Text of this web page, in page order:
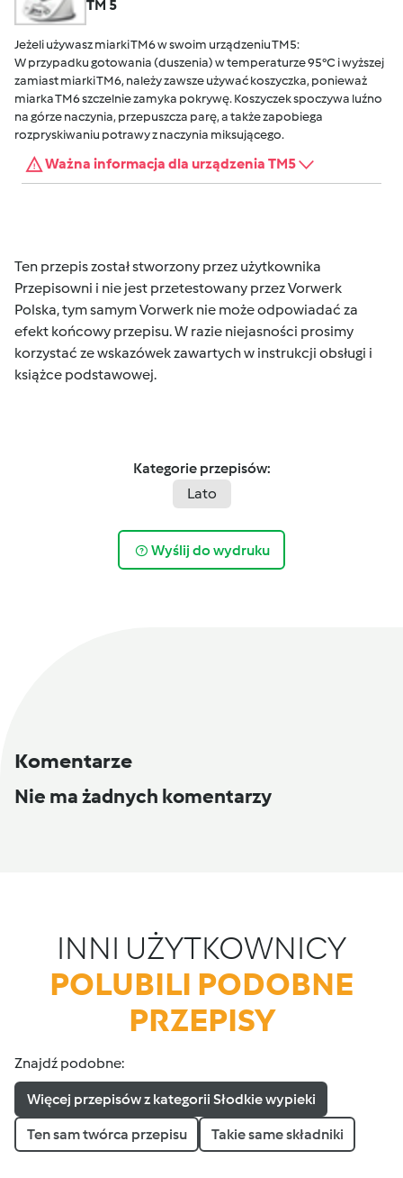
TM 5
Jeżeli używasz miarki TM6 w swoim urządzeniu TM5:
W przypadku gotowania (duszenia) w temperaturze 95°C i wyższej
zamiast miarki TM6, należy zawsze używać koszyczka, ponieważ
miarka TM6 szczelnie zamyka pokrywę. Koszyczek spoczywa luźno
na górze naczynia, przepuszcza parę, a także zapobiega
rozpryskiwaniu potrawy z naczynia miksującego.
Ważna informacja dla urządzenia TM5
Ten przepis został stworzony przez użytkownika
Przepisowni i nie jest przetestowany przez Vorwerk
Polska, tym samym Vorwerk nie może odpowiadać za
efekt końcowy przepisu. W razie niejasności prosimy
korzystać ze wskazówek zawartych w instrukcji obsługi i
książce podstawowej.
Kategorie przepisów:
Lato
Wyślij do wydruku
Komentarze
Nie ma żadnych komentarzy
INNI UŻYTKOWNICY
POLUBILI PODOBNE
PRZEPISY
Znajdź podobne:
Więcej przepisów z kategorii Słodkie wypieki
Ten sam twórca przepisu Takie same składniki